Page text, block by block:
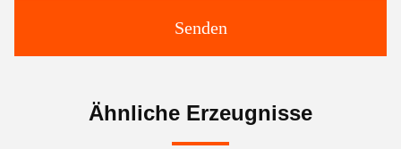
Senden
Ähnliche Erzeugnisse